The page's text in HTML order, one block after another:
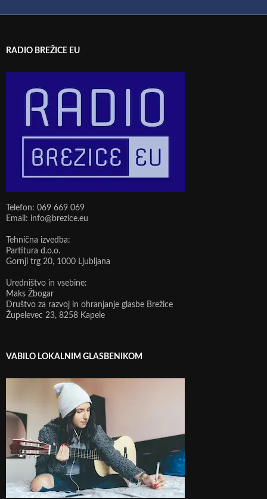
RADIO BREŽICE EU
Telefon: 069 669 069
Email: info@brezice.eu
Tehnična izvedba:
Partitura d.o.o.
Gornji trg 20, 1000 Ljubljana
Uredništvo in vsebine:
Maks Žbogar
Društvo za razvoj in ohranjanje glasbe Brežice
Župelevec 23, 8258 Kapele
VABILO LOKALNIM GLASBENIKOM